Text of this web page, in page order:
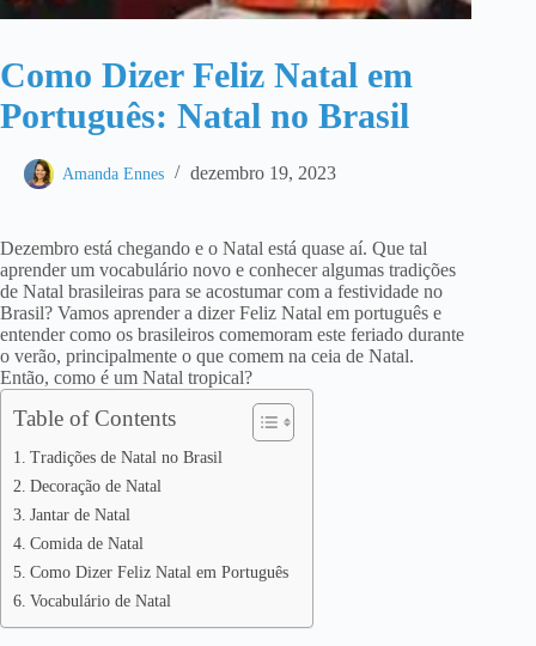
Como Dizer Feliz Natal em
Português: Natal no Brasil
Amanda Ennes dezembro 19, 2023
Dezembro está chegando e o Natal está quase aí. Que tal
aprender um vocabulário novo e conhecer algumas tradições
de Natal brasileiras para se acostumar com a festividade no
Brasil? Vamos aprender a dizer Feliz Natal em português e
entender como os brasileiros comemoram este feriado durante
o verão, principalmente o que comem na ceia de Natal.
Então, como é um Natal tropical?
Table of Contents
Tradições de Natal no Brasil
Decoração de Natal
Jantar de Natal
Comida de Natal
Como Dizer Feliz Natal em Português
Vocabulário de Natal